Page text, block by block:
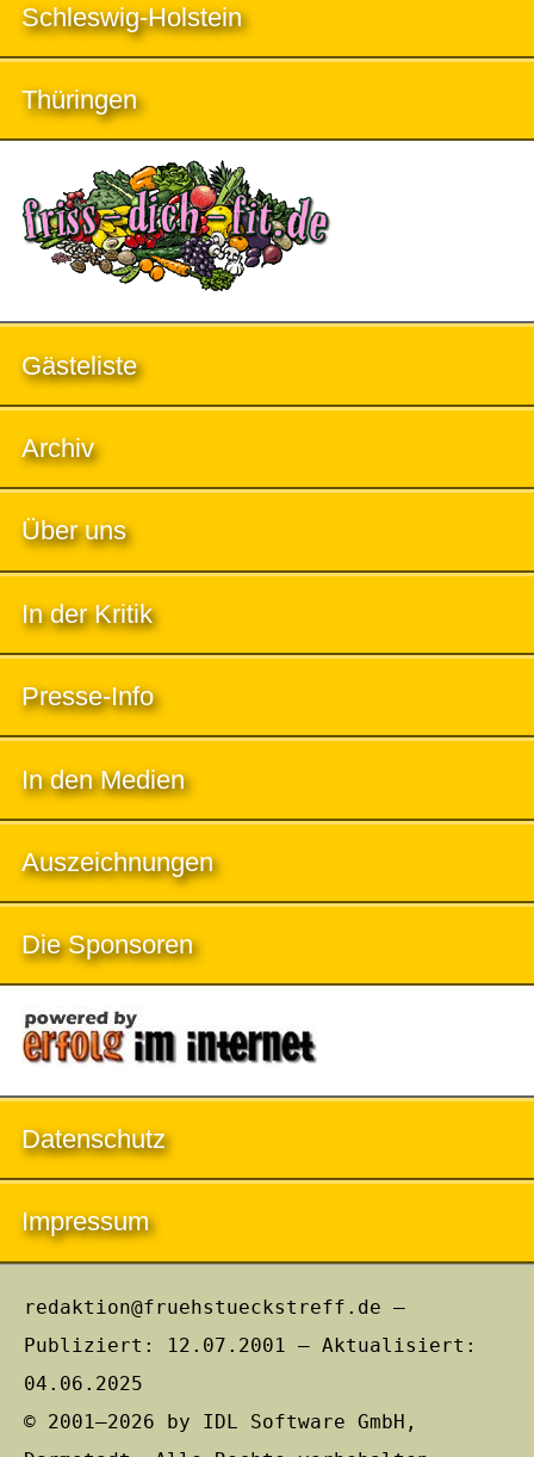
Schleswig-Holstein
Thüringen
Gästeliste
Archiv
Über uns
In der Kritik
Presse-Info
In den Medien
Auszeichnungen
Die Sponsoren
Datenschutz
Impressum
redaktion@fruehstueckstreff.de –
Publiziert: 12.07.2001 – Aktualisiert:
04.06.2025
© 2001–2026 by IDL Software GmbH,